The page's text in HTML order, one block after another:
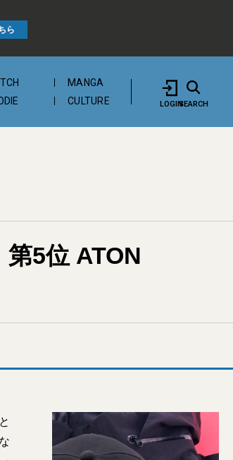
ら
MANGA
CULTURE LOGINSEARCH
5位 ATON